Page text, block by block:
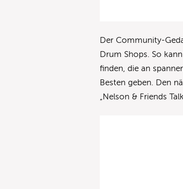
Der Community-
Drum Shops. So
finden, die an
Besten geben. Den
„Nelson & Friends